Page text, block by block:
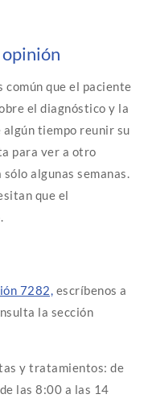
que el paciente
el diagnóstico y la
tiempo reunir su
para ver a otro
algunas semanas.
que el
7282, escríbenos a
la sección
y tratamientos: de
las 8:00 a las 14